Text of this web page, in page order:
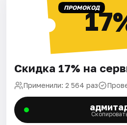
ПРОМОКОД
Скидка 17% на
Применили: 2 564 раз